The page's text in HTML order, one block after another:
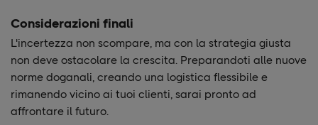
Considerazioni finali
L'incertezza non scompare, ma con la strategia giusta
non deve ostacolare la crescita. Preparandoti alle nuove
norme doganali, creando una logistica flessibile e
rimanendo vicino ai tuoi clienti, sarai pronto ad
affrontare il futuro.